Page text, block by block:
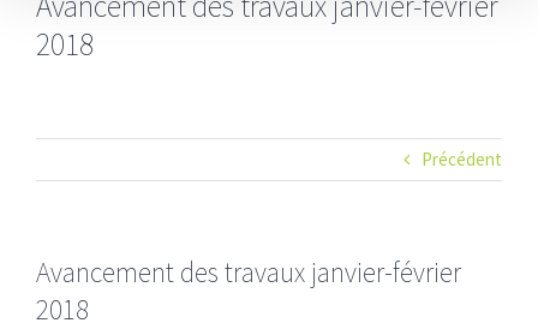
2018
Précédent
Avancement des travaux janvier-février
2018